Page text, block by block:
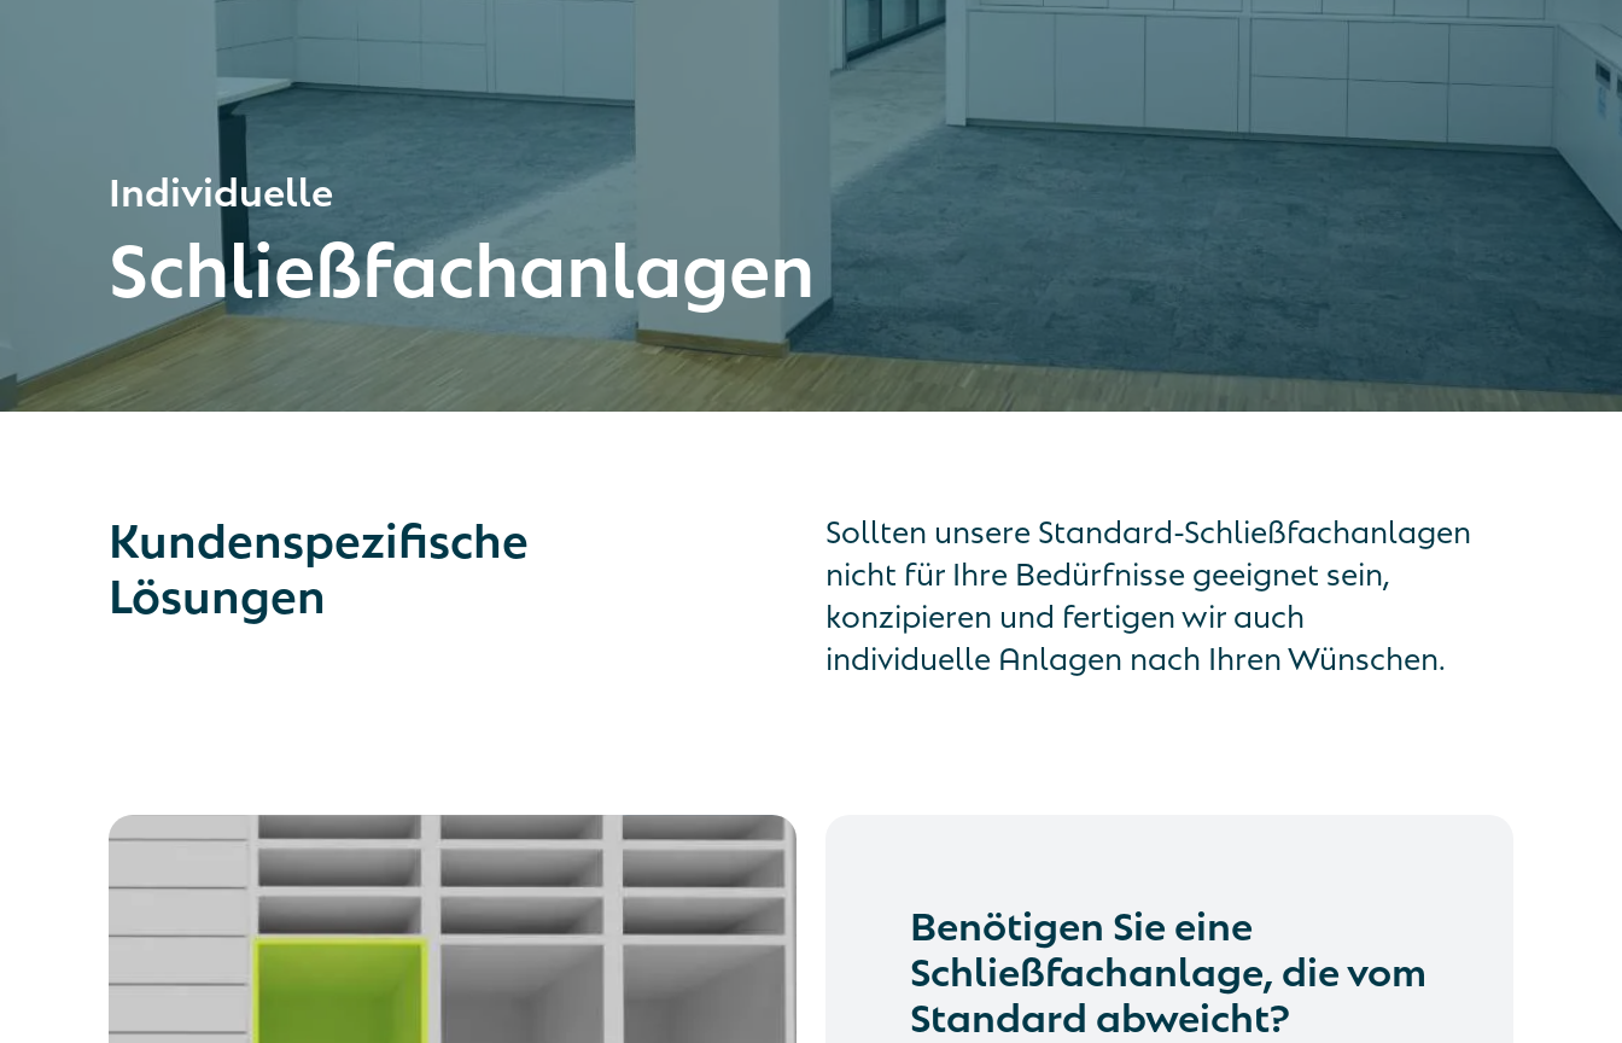
Individuelle
Schließfachanlagen
Kundenspezifische
Lösungen
Sollten unsere Standard-Schließfachanlagen
nicht für Ihre Bedürfnisse geeignet sein,
konzipieren und fertigen wir auch
individuelle Anlagen nach Ihren Wünschen.
Benötigen Sie eine
Schließfachanlage, die vom
Standard abweicht?